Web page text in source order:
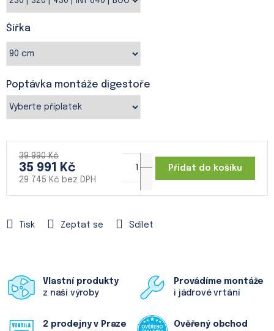
Šířka
Poptávka montáže digestoře
Tisk Zeptat se Sdílet
39 990 Kč
35 991 Kč
29 745 Kč bez DPH
Přidat do košíku
Vlastní produkty
z naší výroby
Provádíme montáže
i jádrové vrtání
2 prodejny v Praze
Ověřený obchod